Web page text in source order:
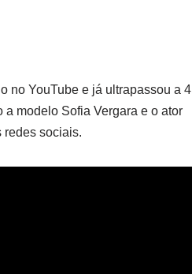
no YouTube e já ultrapassou a 4
modelo Sofia Vergara e o ator
redes sociais.